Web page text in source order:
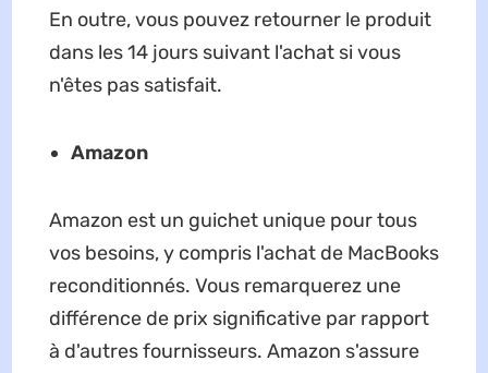
En outre, vous pouvez retourner le produit
dans les 14 jours suivant l'achat si vous
n'êtes pas satisfait.
Amazon
Amazon est un guichet unique pour tous
vos besoins, y compris l'achat de MacBooks
reconditionnés. Vous remarquerez une
différence de prix significative par rapport
à d'autres fournisseurs. Amazon s'assure